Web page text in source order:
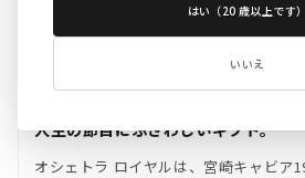
人生の節目にふさわしいギフト。
オシェトラ ロイヤルは、宮崎キャビア
はい（20 歳以上です）
いいえ